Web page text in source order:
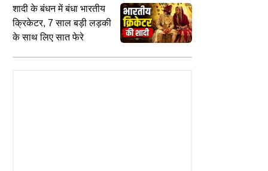
में फंसा एयरफोर्स अफसर? PAK
देता था खुफिया जानकारी,
बन सकती है वरदान! जानें कई दिन तक बिना
धूप के रहने के नुकसान
शादी के बंधन में बंधा भारतीय
क्रिकेटर, 7 साल बड़ी लड़की
के साथ लिए सात फेरे